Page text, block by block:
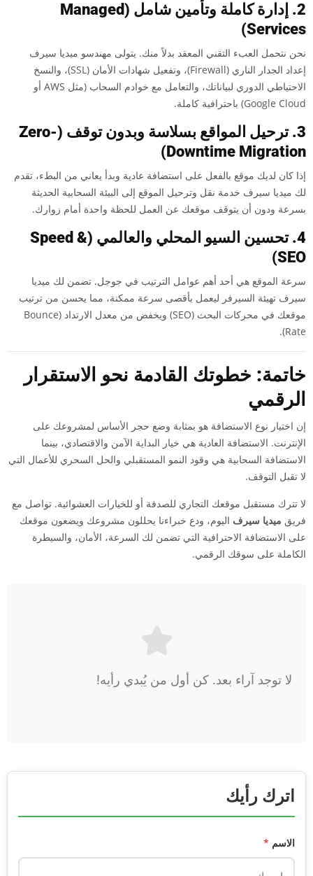
2. إدارة كاملة وتأمين شامل (Managed
Services)
نحن نتحمل العبء التقني المعقد بدلاً منك. يتولى مهندسو ميديا سيرف
إعداد الجدار الناري (Firewall)، وتفعيل شهادات الأمان (SSL)، والنسخ
الاحتياطي الدوري لبياناتك، والتعامل مع خوادم السحاب (مثل AWS أو
Google Cloud) باحترافية كاملة.
3. ترحيل المواقع بسلاسة وبدون توقف (Zero-
Downtime Migration)
إذا كان لديك موقع بالفعل على استضافة عادية وبدأ يعاني من البطء، تقدم
لك ميديا سيرف خدمة نقل وترحيل الموقع إلى البيئة السحابية الحديثة
بسرعة ودون أن يتوقف موقعك عن العمل للحظة واحدة أمام زوارك.
4. تحسين السيو المحلي والعالمي (Speed &
SEO)
سرعة الموقع هي أحد أهم عوامل الترتيب في جوجل. تضمن لك ميديا
سيرف تهيئة السيرفر ليعمل بأقصى سرعة ممكنة، مما يحسن من ترتيب
موقعك في محركات البحث (SEO) ويخفض من معدل الارتداد (Bounce
Rate).
خاتمة: خطوتك القادمة نحو الاستقرار
الرقمي
إن اختيار نوع الاستضافة هو بمثابة وضع حجر الأساس لمشروعك على
الإنترنت. الاستضافة العادية هي خيار البداية الآمن والاقتصادي، بينما
الاستضافة السحابية هي وقود النمو المستقبلي والحل السحري للأعمال التي
لا تقبل التوقف.
لا تترك مستقبل موقعك التجاري للصدفة أو للخيارات العشوائية. تواصل مع
فريق ميديا سيرف اليوم، ودع خبراءنا يحللون مشروعك ويضعون موقعك
على الاستضافة الاحترافية التي تضمن لك السرعة، الأمان، والسيطرة
الكاملة على سوقك الرقمي.
لا توجد آراء بعد. كن أول من يُبدي رأيه!
اترك رأيك
الاسم *